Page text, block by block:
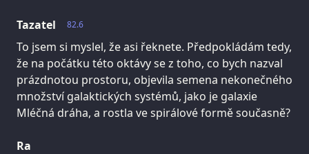
82.6
Tazatel
To jsem si myslel, že asi řeknete. Předpokládám tedy,
že na počátku této oktávy se z toho, co bych nazval
prázdnotou prostoru, objevila semena nekonečného
množství galaktických systémů, jako je galaxie
Mléčná dráha, a rostla ve spirálové formě současně?
Ra